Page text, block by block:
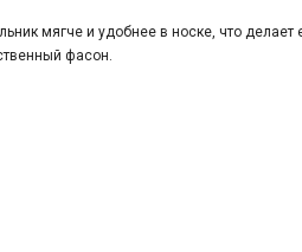
мягче и удобнее в носке, что делает
фасон.